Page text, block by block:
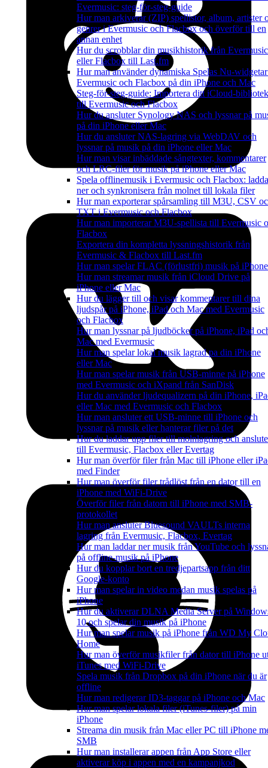
Evermusic: steg-för-steg-guide
Hur man arkiverar (ZIP) spellistor, album, artister
genrer i Evermusic och Flacbox och överför till en
annan enhet
Hur du scrobblar din musikhistorik från Evermusic
eller Flacbox till Last.fm
Hur man använder dynamiska Spelas Nu-
Evermusic och Flacbox på din iPhone och Mac
Steg-för-steg-guide: Importera ditt iCloud-bibliotek
till Evermusic och Flacbox
Hur du ansluter Synology NAS och lyssnar på
på din iPhone eller Mac
Hur du ansluter NAS-lagring via WebDAV och
lyssnar på musik på din iPhone eller Mac
Hur man visar inbäddade sångtexter, kommentarer
och LRC-filer för musik på iPhone eller Mac
Spela offlinemusik i Evermusic och Flacbox: ladda
ner och synkronisera från molnet till lokala filer
Hur man exporterar spårsamling till M3U, CSV
TXT i Evermusic och Flacbox
Hur man importerar M3U-spellista till Evermusic
Flacbox
Exportera din kompletta lyssningshistorik från
Evermusic & Flacbox till Last.fm
Hur man spelar FLAC (förlustfri) musik på iPhone
Hur man streamar musik från iCloud Drive på
iPhone eller Mac
Hur du lägger till och visar kommentarer till dina
ljudspår på iPhone, iPad och Mac med Evermusic
och Flacbox
Hur man lyssnar på ljudböcker på iPhone, iPad
Mac med Evermusic
Hur man spelar lokal musik lagrad pa din iPhone
eller Mac
Hur man spelar musik från USB-minne på iPhone
med Evermusic och iXpand från SanDisk
Hur du använder ljudequalizern på din iPhone,
eller Mac med Evermusic och Flacbox
Hur man ansluter ett USB-minne till iPhone och
lyssnar på musik eller hanterar filer på det
Hur du laddar upp filer till molnlagring och
till Evermusic, Flacbox eller Evertag
Hur man överför filer från Mac till iPhone eller
med Finder
Hur man överför filer trådlöst från en dator till en
iPhone med WiFi-Drive
Överför filer från datorn till iPhone med SMB-
protokollet
Hur man ansluter Bluesound VAULTs interna
lagring från Evermusic, Flacbox, Evertag
Hur man laddar ner musik från YouTube och
på offline-musik på iPhone
Hur du kopplar bort en tredjepartsapp från ditt
Google-konto
Hur man spelar in video medan musik spelas på
iPhone
Hur du aktiverar DLNA Media Server på
10 och spelar din musik på iPhone
Hur man spelar musik på iPhone från WD My
Home
Hur man överför musikfiler från dator till iPhone
iTunes med WiFi-Drive
Spela musik från Dropbox på din iPhone när du är
offline
Hur man redigerar ID3-taggar på iPhone och Mac
Hur man spelar lokala filer (iTunes-filer) på min
iPhone
Streama din musik från Mac eller PC till iPhone
SMB
Hur man installerar appen från App Store eller
aktiverar köp i appen med en kampanjkod